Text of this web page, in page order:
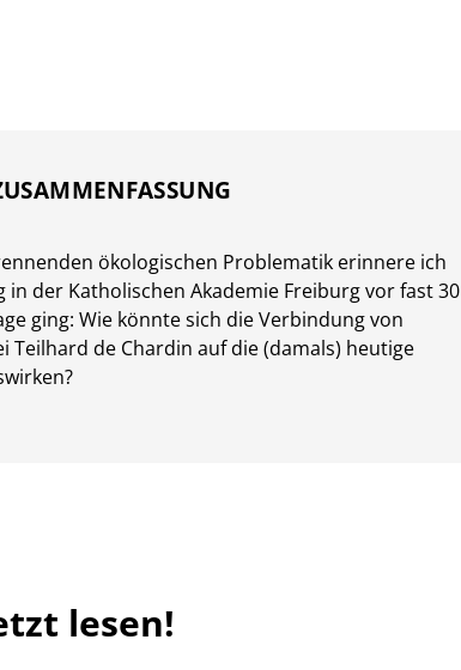
ökologischen Problematik erinnere ich
in der Katholischen Akademie Freiburg vor fast 30
ging: Wie könnte sich die Verbindung von
Teilhard de Chardin auf die (damals) heutige
lesen!